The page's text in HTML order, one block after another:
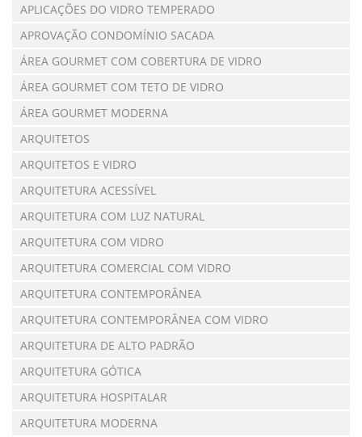
APLICAÇÕES DO VIDRO TEMPERADO
APROVAÇÃO CONDOMÍNIO SACADA
ÁREA GOURMET COM COBERTURA DE VIDRO
ÁREA GOURMET COM TETO DE VIDRO
ÁREA GOURMET MODERNA
ARQUITETOS
ARQUITETOS E VIDRO
ARQUITETURA ACESSÍVEL
ARQUITETURA COM LUZ NATURAL
ARQUITETURA COM VIDRO
ARQUITETURA COMERCIAL COM VIDRO
ARQUITETURA CONTEMPORÂNEA
ARQUITETURA CONTEMPORÂNEA COM VIDRO
ARQUITETURA DE ALTO PADRÃO
ARQUITETURA GÓTICA
ARQUITETURA HOSPITALAR
ARQUITETURA MODERNA